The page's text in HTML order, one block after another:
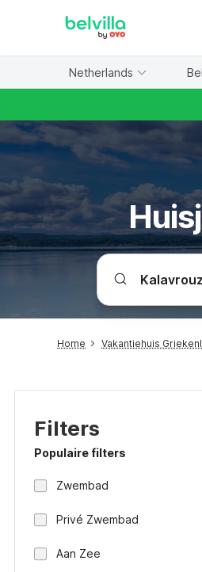
Netherlands
Home Vakantiehuis
Filters
Populaire filters
Zwembad
Privé Zwembad
Aan Zee